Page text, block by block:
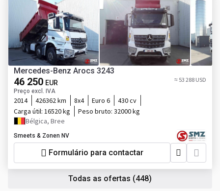
Mercedes-Benz Arocs 3243
46 250 EUR
Preço excl. IVA
≈ 53 288 USD
2014 426362 km 8x4 Euro 6
430 cv
Carga útil: 16520 kg Peso bruto: 32000 kg
Bélgica, Bree
Smeets & Zonen NV
Formulário para contactar
Todas as ofertas (448)